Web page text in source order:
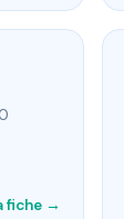
fiche →